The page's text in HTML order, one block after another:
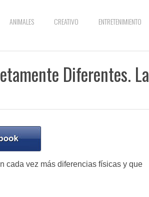
ANIMALES CREATIVO ENTRETENIMIENTO
Diferentes. La
cada vez más diferencias físicas y que